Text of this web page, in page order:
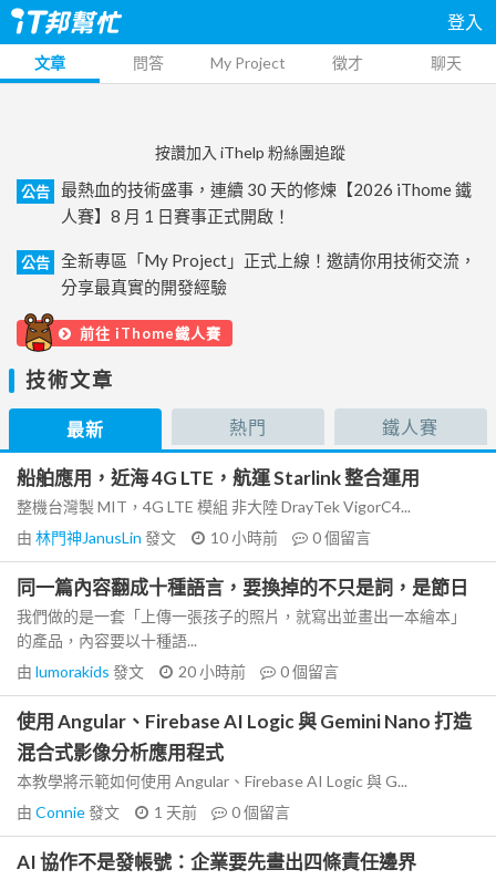
登入
文章 問答 My Project 徵才 聊天
按讚加入 iThelp 粉絲團追蹤
公告
最熱血的技術盛事，連續 30 天的修煉【2026 iThome 鐵
人賽】8 月 1 日賽事正式開啟！
公告
全新專區「My Project」正式上線！邀請你用技術交流，
分享最真實的開發經驗
前往 iThome鐵人賽
技術文章
最新 熱門 鐵人賽
船舶應用，近海 4G LTE，航運 Starlink 整合運用
整機台灣製 MIT，4G LTE 模組 非大陸 DrayTek VigorC4...
由 林門神JanusLin 發文 10 小時前 0個留言
同一篇內容翻成十種語言，要換掉的不只是詞，是節日
我們做的是一套「上傳一張孩子的照片，就寫出並畫出一本繪本」
的產品，內容要以十種語...
由 lumorakids 發文 20 小時前 0個留言
使用 Angular、Firebase AI Logic 與 Gemini Nano 打造
混合式影像分析應用程式
本教學將示範如何使用 Angular、Firebase AI Logic 與 G...
由 Connie發文 1 天前 0個留言
AI 協作不是發帳號：企業要先畫出四條責任邊界